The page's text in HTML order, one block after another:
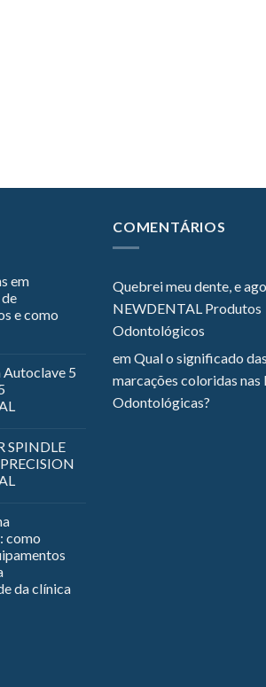
em
e como
Autoclave 5
SPINDLE
como
da clínica
COMENTÁRIOS
Quebrei meu dente, e
NEWDENTAL Produtos
Odontológicos
emQual o significado das
marcações coloridas nas
Odontológicas?